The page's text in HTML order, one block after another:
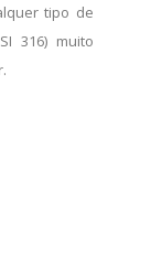
tipo de
316) muito